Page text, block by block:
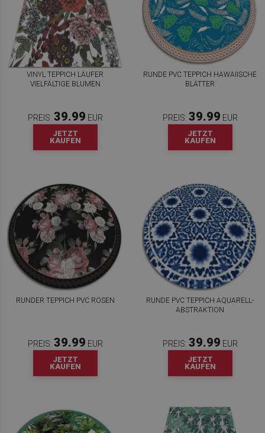
VINYL TEPPICH LÄUFER
VIELFÄLTIGE BLUMEN
PREIS: 39.99 EUR
JETZT
KAUFEN
RUNDE PVC TEPPICH HAWAIISCHE
BLÄTTER
PREIS: 39.99 EUR
JETZT
KAUFEN
RUNDER TEPPICH PVC ROSEN
PREIS: 39.99 EUR
JETZT
KAUFEN
RUNDE PVC TEPPICH AQUARELL-
ABSTRAKTION
PREIS: 39.99 EUR
JETZT
KAUFEN